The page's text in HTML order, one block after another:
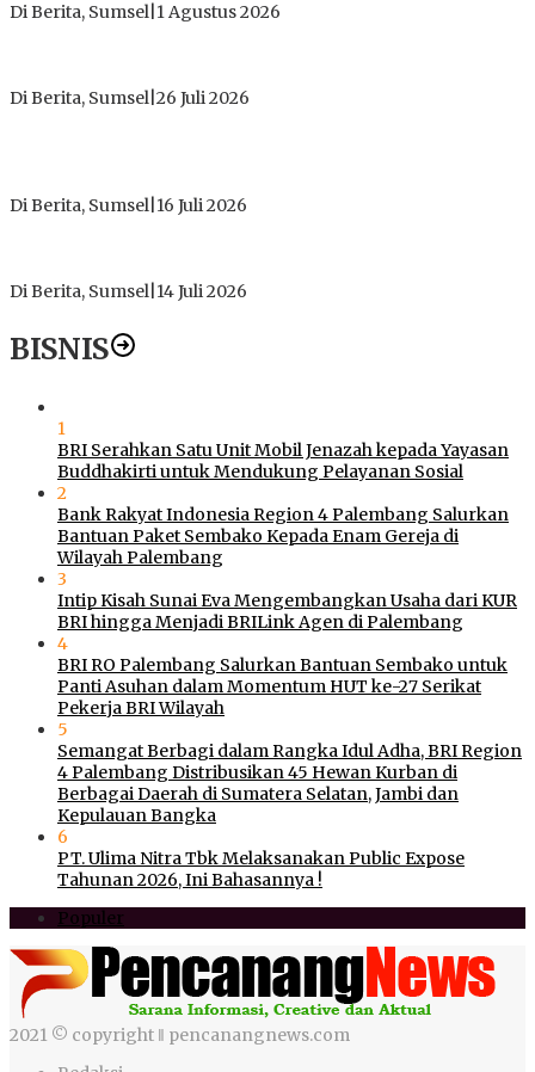
Di Berita, Sumsel 1 Agustus 2026
Di Berita, Sumsel 26 Juli 2026
Di Berita, Sumsel 16 Juli 2026
Di Berita, Sumsel 14 Juli 2026
BISNIS
1
BRI Serahkan Satu Unit Mobil Jenazah kepada Yayasan
Buddhakirti untuk Mendukung Pelayanan Sosial
2
Bank Rakyat Indonesia Region 4 Palembang Salurkan
Bantuan Paket Sembako Kepada Enam Gereja di
Wilayah Palembang
3
Intip Kisah Sunai Eva Mengembangkan Usaha dari KUR
BRI hingga Menjadi BRILink Agen di Palembang
4
BRI RO Palembang Salurkan Bantuan Sembako untuk
Panti Asuhan dalam Momentum HUT ke-27 Serikat
Pekerja BRI Wilayah
5
Semangat Berbagi dalam Rangka Idul Adha, BRI Region
4 Palembang Distribusikan 45 Hewan Kurban di
Berbagai Daerah di Sumatera Selatan, Jambi dan
Kepulauan Bangka
6
PT. Ulima Nitra Tbk Melaksanakan Public Expose
Tahunan 2026, Ini Bahasannya !
Populer
2021 © copyright ‖ pencanangnews.com